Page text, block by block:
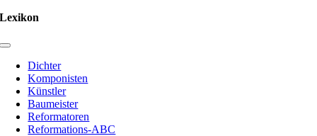
Lexikon
Toggle
Navigation
Dichter
Komponisten
Künstler
Baumeister
Reformatoren
Reformations-ABC